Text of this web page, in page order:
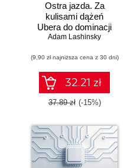
Ostra jazda. Za
kulisami dążeń
Ubera do dominacji
na świecie
Adam Lashinsky
(9,90 zł najniższa cena z 30 dni)
32.21 zł
37.89 zł (-15%)